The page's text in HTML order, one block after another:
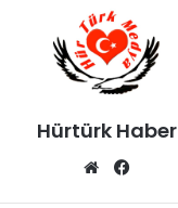
Hürtürk Haber
Web